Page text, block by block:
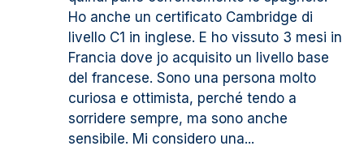
Ho anche un certificato Cambridge di
livello C1 in inglese. E ho vissuto 3 mesi in
Francia dove jo acquisito un livello base
del francese. Sono una persona molto
curiosa e ottimista, perché tendo a
sorridere sempre, ma sono anche
sensibile. Mi considero una...